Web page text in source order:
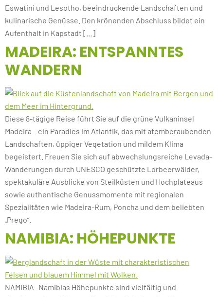
Eswatini und Lesotho, beeindruckende Landschaften und
kulinarische Genüsse. Den krönenden Abschluss bildet ein
Aufenthalt in Kapstadt […]
MADEIRA: ENTSPANNTES
WANDERN
Diese 8-tägige Reise führt Sie auf die grüne Vulkaninsel
Madeira – ein Paradies im Atlantik, das mit atemberaubenden
Landschaften, üppiger Vegetation und mildem Klima
begeistert. Freuen Sie sich auf abwechslungsreiche Levada-
Wanderungen durch UNESCO geschützte Lorbeerwälder,
spektakuläre Ausblicke von Steilküsten und Hochplateaus
sowie authentische Genussmomente mit regionalen
Spezialitäten wie Madeira-Rum, Poncha und dem beliebten
„Prego“.
NAMIBIA: HÖHEPUNKTE
NAMIBIA -Namibias Höhepunkte sind vielfältig und